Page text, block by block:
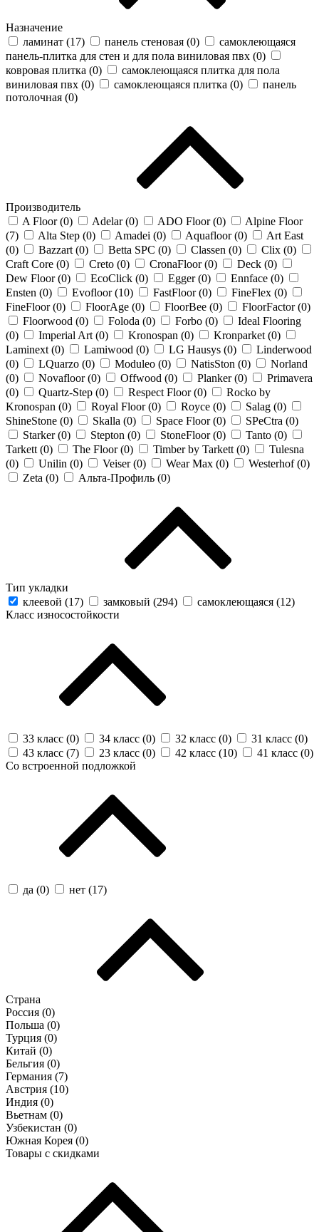
Назначение
ламинат (17) панель стеновая (0)
самоклеющаяся
панель-плитка для стен и для пола виниловая пвх (0)
ковровая плитка (0)
самоклеющаяся плитка для пола
виниловая пвх (0) самоклеющаяся плитка (0)
панель
потолочная (0)
Производитель
A Floor (0) Adelar (0) ADO Floor (0)
Alpine Floor
(7) Alta Step (0) Amadei (0) Aquafloor (0)
Art East
(0) Bazzart (0) Betta SPC (0) Classen (0) Clix (0)
Craft Core (0) Creto (0) CronaFloor (0) Deck (0)
Dew Floor (0) EcoClick (0) Egger (0) Ennface (0)
Ensten (0) Evofloor (10) FastFloor (0) FineFlex (0)
FineFloor (0) FloorAge (0) FloorBee (0) FloorFactor (0)
Floorwood (0) Foloda (0) Forbo (0)
Ideal Flooring
(0) Imperial Art (0) Kronospan (0) Kronparket (0)
Laminext (0) Lamiwood (0) LG Hausys (0)
Linderwood
(0) LQuarzo (0) Moduleo (0) NatisSton (0)
Norland
(0) Novafloor (0) Offwood (0) Planker (0)
Primavera
(0) Quartz-Step (0) Respect Floor (0)
Rocko by
Kronospan (0) Royal Floor (0) Royce (0) Salag (0)
ShineStone (0) Skalla (0) Space Floor (0) SPeCtra (0)
Starker (0) Stepton (0) StoneFloor (0) Tanto (0)
Tarkett (0) The Floor (0) Timber by Tarkett (0)
Tulesna
(0) Unilin (0) Veiser (0) Wear Max (0) Westerhof (0)
Zeta (0) Альта-Профиль (0)
Тип укладки
клеевой (17) замковый (294) самоклеющаяся (12)
Класс износостойкости
33 класс (0) 34 класс (0) 32 класс (0) 31 класс (0)
43 класс (7) 23 класс (0) 42 класс (10) 41 класс (0)
Со встроенной подложкой
да (0) нет (17)
Страна
Россия (0)
Польша (0)
Турция (0)
Китай (0)
Бельгия (0)
Германия (7)
Австрия (10)
Индия (0)
Вьетнам (0)
Узбекистан (0)
Южная Корея (0)
Товары с скидками